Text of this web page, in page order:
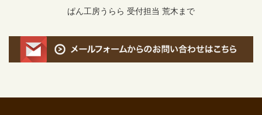
ぱん工房うらら 受付担当 荒木まで